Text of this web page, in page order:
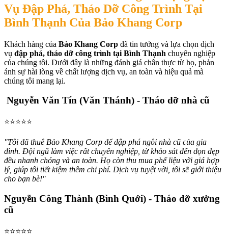
Vụ Đập Phá, Tháo Dỡ Công Trình Tại
Bình Thạnh Của Bảo Khang Corp
Khách hàng của Bảo Khang Corp đã tin tưởng và lựa chọn dịch
vụ đập phá, tháo dỡ công trình tại Bình Thạnh chuyên nghiệp
của chúng tôi. Dưới đây là những đánh giá chân thực từ họ, phản
ánh sự hài lòng về chất lượng dịch vụ, an toàn và hiệu quả mà
chúng tôi mang lại.
Nguyễn Văn Tín (Văn Thánh) - Tháo dỡ nhà cũ
⭐⭐⭐⭐⭐
"Tôi đã thuê Bảo Khang Corp để đập phá ngôi nhà cũ của gia
đình. Đội ngũ làm việc rất chuyên nghiệp, từ khảo sát đến dọn dẹp
đều nhanh chóng và an toàn. Họ còn thu mua phế liệu với giá hợp
lý, giúp tôi tiết kiệm thêm chi phí. Dịch vụ tuyệt vời, tôi sẽ giới thiệu
cho bạn bè!"
Nguyễn Công Thành (Bình Quới) - Tháo dỡ xưởng
cũ
⭐⭐⭐⭐⭐